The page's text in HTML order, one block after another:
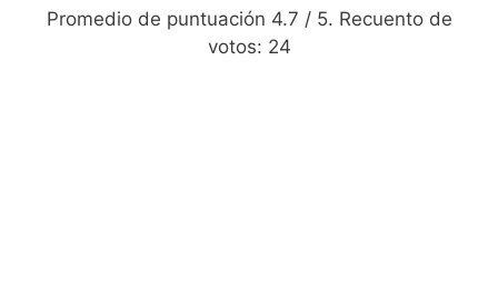
Promedio de puntuación 4.7 / 5. Recuento de
votos: 24